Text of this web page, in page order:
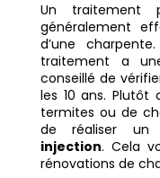
Un traitement
généralement
d’une
traitement a
conseillé de
les 10 ans. Plutôt
termites ou de
de réaliser un
injection. Cela
rénovations de